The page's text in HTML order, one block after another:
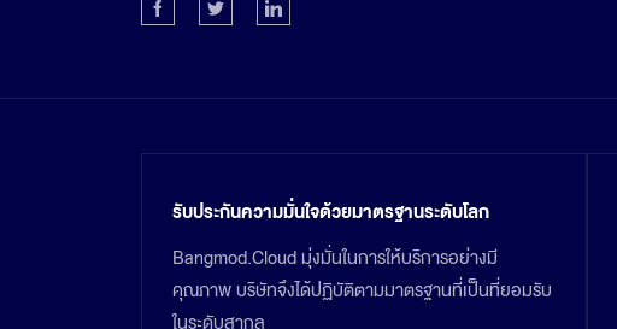
รับประกันความมั่นใจด้วยมาตรฐานระดับโลก
Bangmod.Cloud มุ่งมั่นในการให้บริการอย่างมี
คุณภาพ บริษัทจึงได้ปฏิบัติตามมาตรฐานที่เป็นที่ยอมรับ
ในระดับสากล